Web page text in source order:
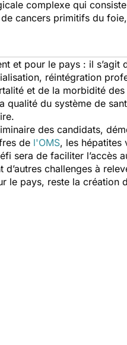
complexe qui consiste
cancers primitifs du
et pour le pays : il s’agit
réintégration
et de la morbidité
qualité du système de
des candidats,
de l'OMS, les hépatites
sera de faciliter l’accès
challenges à
le pays, reste la création